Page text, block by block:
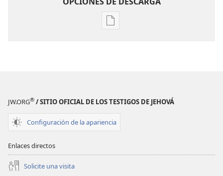
Opciones
Agosto
JW.ORG® / SITIO OFICIAL DE LOS TESTIGOS DE JEHOVÁ
Configuración de la apariencia
Enlaces directos
Solicite una visita